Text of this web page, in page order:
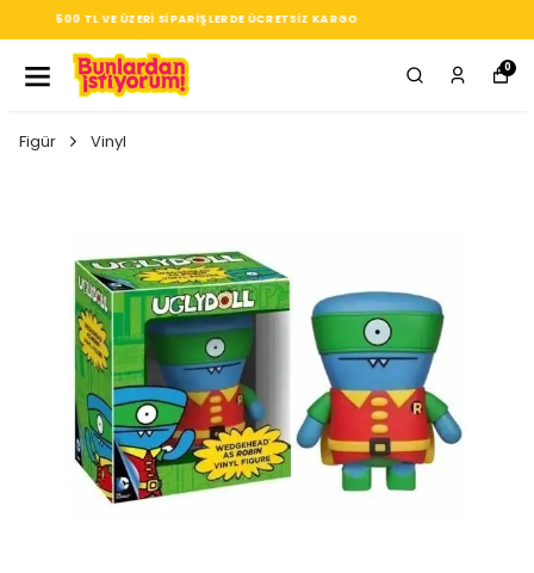
SEÇTIĞIN HER ÜRÜN, TARZINA DAIR KÜÇÜK BIR IMZA
0
Figür Vinyl